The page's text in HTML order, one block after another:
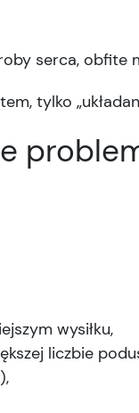
serca, obfite
tylko
wysiłku,
liczbie